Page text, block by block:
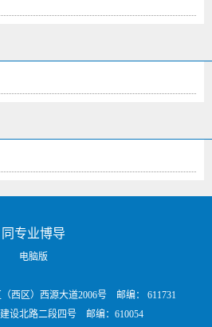
同专业博导
电脑版
西区）西源大道2006号 邮编： 611731
设北路二段四号 邮编：610054